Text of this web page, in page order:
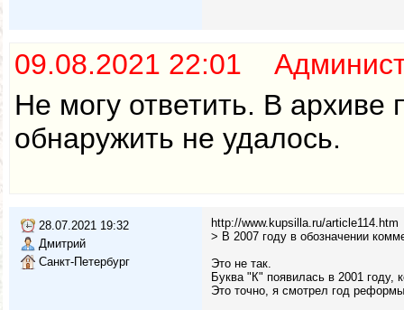
09.08.2021 22:01
Не могу ответить. В
обнаружить не удалось.
28.07.2021 19:32
Дмитрий
Санкт-Петербург
http://www.kupsilla.ru/article114.htm
> В 2007 году в обозначении
Это не так.
Буква "К" появилась в 2001 году,
Это точно, я смотрел год